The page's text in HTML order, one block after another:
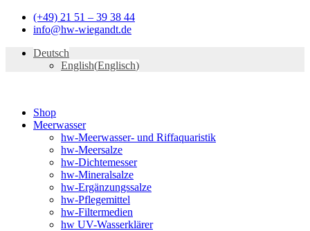
Zum
Inhalt
(+49) 21 51 – 39 38 44
info@hw-wiegandt.de
Deutsch
English(Englisch)
Shop
Meerwasser
hw-Meerwasser- und Riffaquaristik
hw-Meersalze
hw-Dichtemesser
hw-Mineralsalze
hw-Ergänzungssalze
hw-Pflegemittel
hw-Filtermedien
hw UV-Wasserklärer